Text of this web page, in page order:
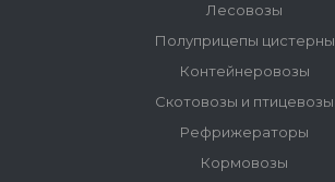
Лесовозы
Полуприцепы цистерны
Контейнеровозы
Скотовозы и птицевозы
Рефрижераторы
Кормовозы